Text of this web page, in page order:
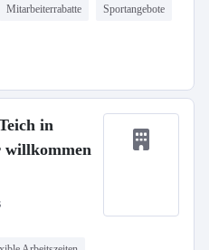
Mitarbeiterrabatte Sportangebote
in
willkommen